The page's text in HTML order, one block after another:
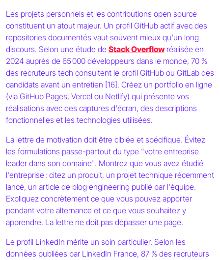
Les projets personnels et les contributions open source
constituent un atout majeur. Un profil GitHub actif avec des
repositories documentés vaut souvent mieux qu'un long
discours. Selon une étude de Stack Overflowréalisée en
2024 auprès de 65 000 développeurs dans le monde, 70 %
des recruteurs tech consultent le profil GitHub ou GitLab des
candidats avant un entretien [16]. Créez un portfolio en ligne
(via GitHub Pages, Vercel ou Netlify) qui présente vos
réalisations avec des captures d'écran, des descriptions
fonctionnelles et les technologies utilisées.
La lettre de motivation doit être ciblée et spécifique. Évitez
les formulations passe-partout du type "votre entreprise
leader dans son domaine". Montrez que vous avez étudié
l'entreprise : citez un produit, un projet technique récemment
lancé, un article de blog engineering publié par l'équipe.
Expliquez concrètement ce que vous pouvez apporter
pendant votre alternance et ce que vous souhaitez y
apprendre. La lettre ne doit pas dépasser une page.
Le profil LinkedIn mérite un soin particulier. Selon les
données publiées par LinkedIn France, 87 % des recruteurs